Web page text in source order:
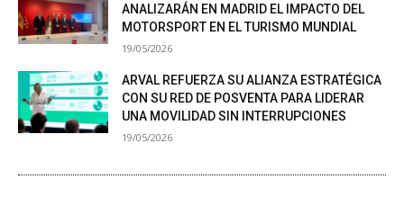
ANALIZARÁN EN MADRID EL IMPACTO DEL
MOTORSPORT EN EL TURISMO MUNDIAL
19/05/2026
ARVAL REFUERZA SU ALIANZA ESTRATÉGICA
CON SU RED DE POSVENTA PARA LIDERAR
UNA MOVILIDAD SIN INTERRUPCIONES
19/05/2026